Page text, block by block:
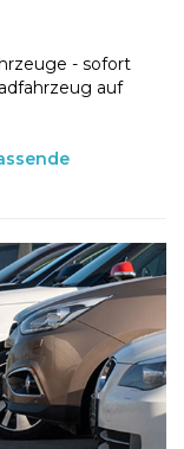
- sofort
auf